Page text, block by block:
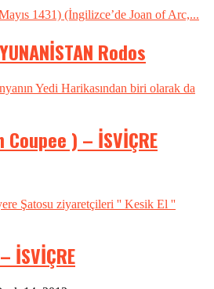
1431) (İngilizce’de Joan of Arc,...
Rodos
Yedi Harikasından biri olarak da
) – İSVİÇRE
Şatosu ziyaretçileri '' Kesik El ''
İSVİÇRE